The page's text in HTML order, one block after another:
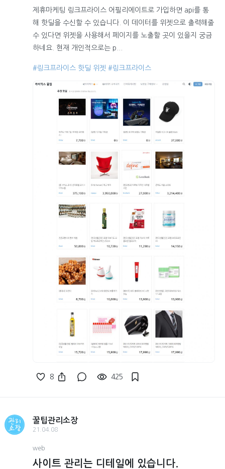
제휴마케팅 링크프라이스 어필리에이트로 가입하면 api를 통
해 핫딜을 수신할 수 있습니다. 이 데이터를 위젯으로 출력해줄
수 있다면 위젯을 사용해서 페이지를 노출할 곳이 있을지 궁금
하네요. 현재 개인적으로는 p...
#링크프라이스 핫딜 위젯 #링크프라이스
8 425
꿀팁관리소장
21.04.08
web
사이트 관리는 디테일에 있습니다.